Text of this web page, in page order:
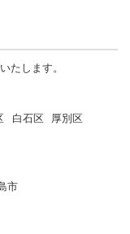
たします。
白石区 厚別区
市